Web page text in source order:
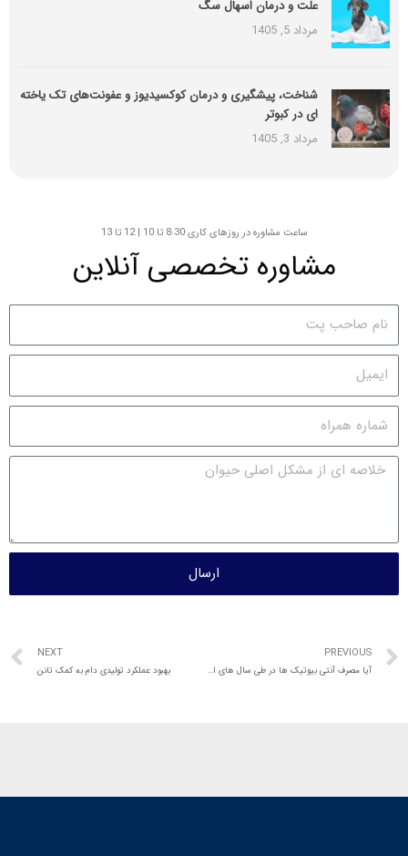
علت و درمان اسهال سگ
مرداد 5, 1405
شناخت، پیشگیری و درمان کوکسیدیوز و عفونت‌های تک یاخته
ای در کبوتر
مرداد 3, 1405
ساعت مشاوره در روزهای کاری 8:30 تا 10 | 12 تا 13
مشاوره تخصصی آنلاین
ارسال
PREVIOUS
آیا مصرف آنتی بیوتیک ها در طی سال های اخیر کاهشی داشته است؟
NEXT
بهبود عملکرد تولیدی دام به کمک تانن